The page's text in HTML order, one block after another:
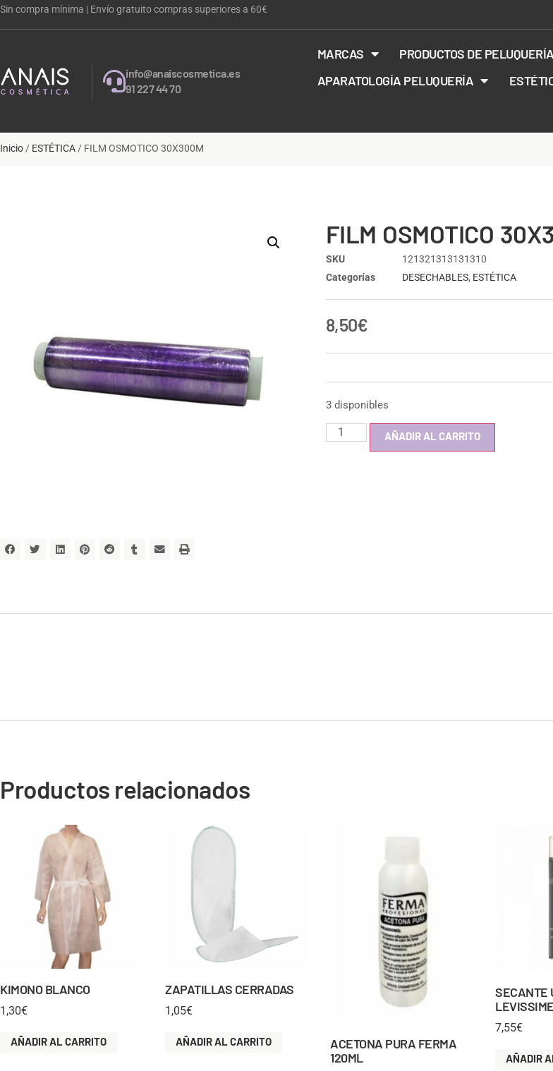
Sin compra mínima | Envío gratuito compras superiores a 60€
info@anaiscosmetica.es
91 227 44 70
MARCAS PRODUCTOS DE PELUQUERÍA
APARATOLOGÍA PELUQUERÍA
Inicio/ ESTÉTICA/ FILM OSMOTICO 30X300M
FILM OSMOTICO
SKU
121321313131310
Categorías
DESECHABLES, ESTÉTICA
8,50€
3 disponibles
AÑADIR AL CARRITO
Productos relacionados
KIMONO BLANCO
1,30€
AÑADIR AL CARRITO
ZAPATILLAS CERRADAS
1,05€
AÑADIR AL CARRITO
ACETONA PURA FERMA
120ML
SECANTE
7,55€
AÑADIR